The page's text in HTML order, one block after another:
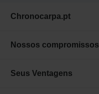
Chronocarpa.pt
Nossos compromissos
Seus Ventagens